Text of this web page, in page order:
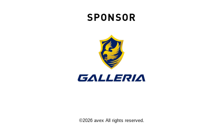
SPONSOR
©2026 avex All rights reserved.